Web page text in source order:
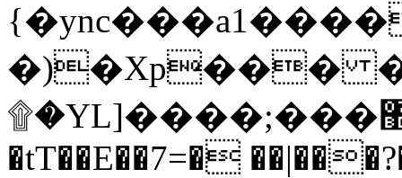
�)�Xp���
۩�YL]����;���׿�޽������+��k��o���O�Zt�6�[a��v_r;�b�f���==
�tT��E��7=�